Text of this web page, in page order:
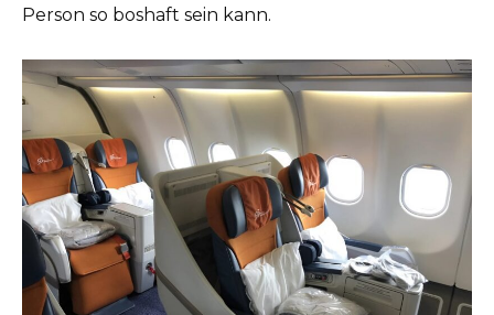
Person so boshaft sein kann.